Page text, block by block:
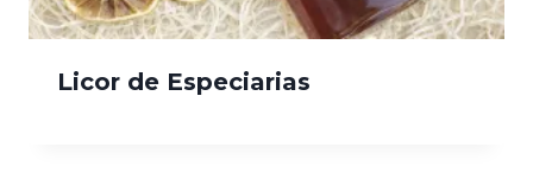
Licor de Especiarias